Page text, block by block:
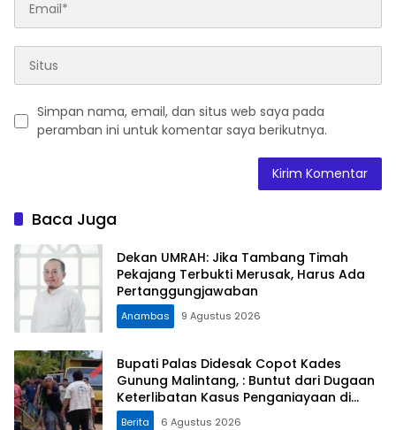
Simpan nama, email, dan situs web saya pada
peramban ini untuk komentar saya berikutnya.
Baca Juga
Dekan UMRAH: Jika Tambang Timah
Pekajang Terbukti Merusak, Harus Ada
Pertanggungjawaban
Anambas 9 Agustus 2026
Bupati Palas Didesak Copot Kades
Gunung Malintang, : Buntut dari Dugaan
Keterlibatan Kasus Penganiayaan di
Dusun Balaka
Berita 6 Agustus 2026